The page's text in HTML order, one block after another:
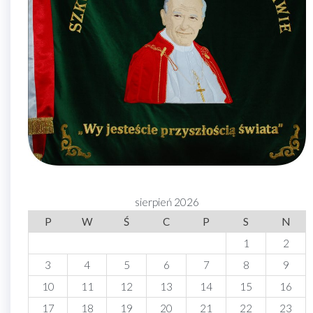
sierpień 2026
P
W Ś C P S
N
1
2
3
4 5 6 7 8
9
10
11 12 13 14 15
16
17
18 19 20 21 22 23